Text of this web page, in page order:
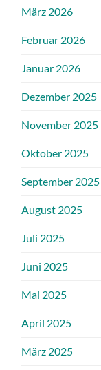
März 2026
Februar 2026
Januar 2026
Dezember 2025
November 2025
Oktober 2025
September 2025
August 2025
Juli 2025
Juni 2025
Mai 2025
April 2025
März 2025